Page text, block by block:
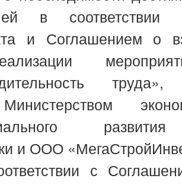
в
и Соглашением о
и ООО
с